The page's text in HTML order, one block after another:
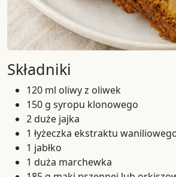
Składniki
120 ml oliwy z oliwek
150 g syropu klonowego
2 duże jajka
1 łyżeczka ekstraktu
1 jabłko
1 duża marchewka